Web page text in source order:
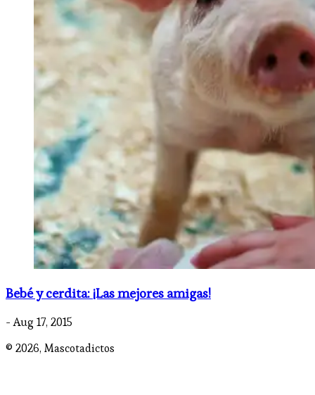
Bebé y cerdita: ¡Las mejores amigas!
- Aug 17, 2015
© 2026, Mascotadictos